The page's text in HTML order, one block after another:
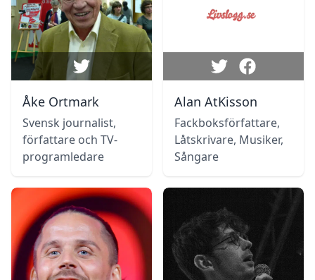
Åke Ortmark
Svensk journalist,
författare och TV-
programledare
Alan AtKisson
Fackboksförfattare,
Låtskrivare, Musiker,
Sångare